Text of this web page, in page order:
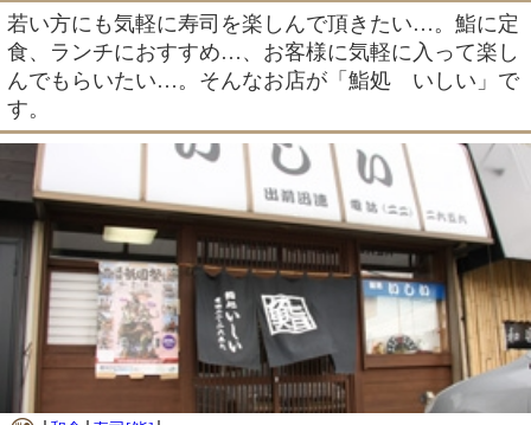
若い方にも気軽に寿司を楽しんで頂きたい…。鮨に定
食、ランチにおすすめ…、お客様に気軽に入って楽し
んでもらいたい…。そんなお店が「鮨処 いしい」で
す。